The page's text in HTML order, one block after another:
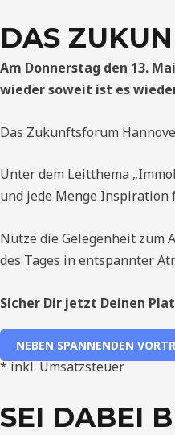
DAS
Am Donnerstag den 13.
wieder soweit ist es
Das Zukunftsforum
Unter dem Leitthema
und jede Menge
Nutze die Gelegenheit zum
des Tages in entspannter
Sicher Dir jetzt Deinen
NEBEN SPANNENDEN
* inkl. Umsatzsteuer
SEI DABEI